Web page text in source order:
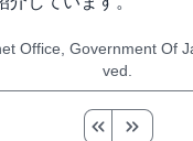
Office, Government Of
ved.